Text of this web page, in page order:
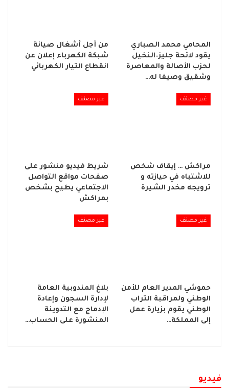
المحامي محمد الصباري
يقود لائحة جليز–النخيل
لحزب الأصالة والمعاصرة
وشقيق وصيفا له…
من أجل أشغال صيانة
شبكة الكهرباء إعلان عن
انقطاع التيار الكهربائي
غير مصنف
مراكش … إيقاف شخص
للاشتباه في حيازته و
ترويجه مخدر الشيرة
غير مصنف
شريط فيديو منشور على
صفحات مواقع التواصل
الاجتماعي يطيح بشخص
بمراكش
غير مصنف
حموشي المدير العام للأمن
الوطني ولمراقبة التراب
الوطني يقوم بزيارة عمل
إلى المملكة…
غير مصنف
بلاغ المندوبية العامة
لإدارة السجون وإعادة
الإدماج مع التدوينة
المنشورة على الحساب…
فيديو